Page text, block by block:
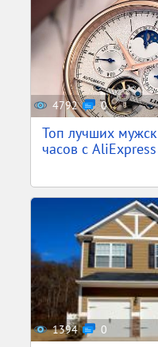
4792 0
Топ лучших
часов с
1394 0